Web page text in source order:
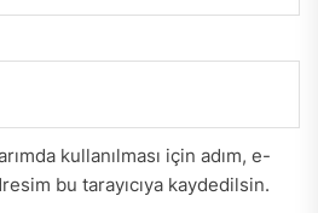
kullanılması için adım, e-
bu tarayıcıya kaydedilsin.